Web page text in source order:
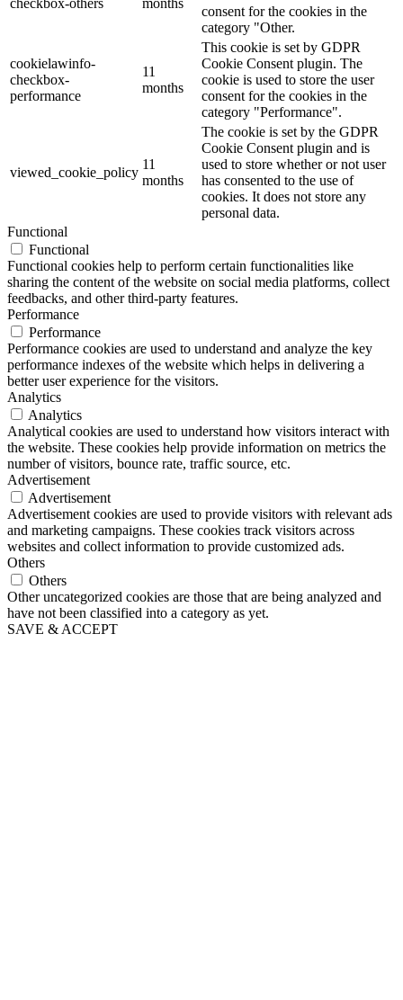
consent for the cookies in the
category "Other.
cookielawinfo-
checkbox-
performance
11
months
This cookie is set by GDPR
Cookie Consent plugin. The
cookie is used to store the user
consent for the cookies in the
category "Performance".
viewed_cookie_policy
11
months
The cookie is set by the GDPR
Cookie Consent plugin and is
used to store whether or not user
has consented to the use of
cookies. It does not store any
personal data.
Functional
Functional
Functional cookies help to perform certain functionalities like
sharing the content of the website on social media platforms, collect
feedbacks, and other third-party features.
Performance
Performance
Performance cookies are used to understand and analyze the key
performance indexes of the website which helps in delivering a
better user experience for the visitors.
Analytics
Analytics
Analytical cookies are used to understand how visitors interact with
the website. These cookies help provide information on metrics the
number of visitors, bounce rate, traffic source, etc.
Advertisement
Advertisement
Advertisement cookies are used to provide visitors with relevant ads
and marketing campaigns. These cookies track visitors across
websites and collect information to provide customized ads.
Others
Others
Other uncategorized cookies are those that are being analyzed and
have not been classified into a category as yet.
SAVE & ACCEPT